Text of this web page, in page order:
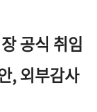
공식 취임
, 외부감사